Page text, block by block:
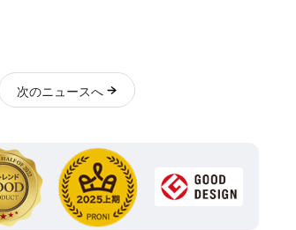
次のニュースへ